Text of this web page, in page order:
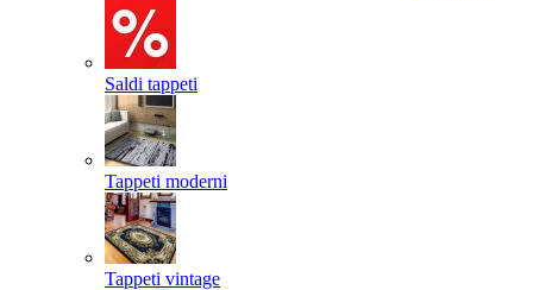
Saldi tappeti
Tappeti moderni
Tappeti vintage